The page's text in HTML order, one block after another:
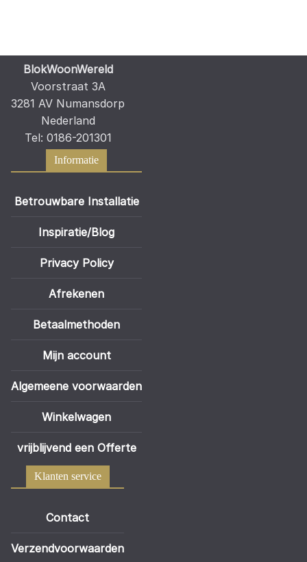
productpagina
BlokWoonWereld
Voorstraat 3A
3281 AV Numansdorp
Nederland
Tel: 0186-201301
Informatie
Betrouwbare Installatie
Inspiratie/Blog
Privacy Policy
Afrekenen
Betaalmethoden
Mijn account
Algemeene voorwaarden
Winkelwagen
vrijblijvend een Offerte
Klanten service
Contact
Verzendvoorwaarden